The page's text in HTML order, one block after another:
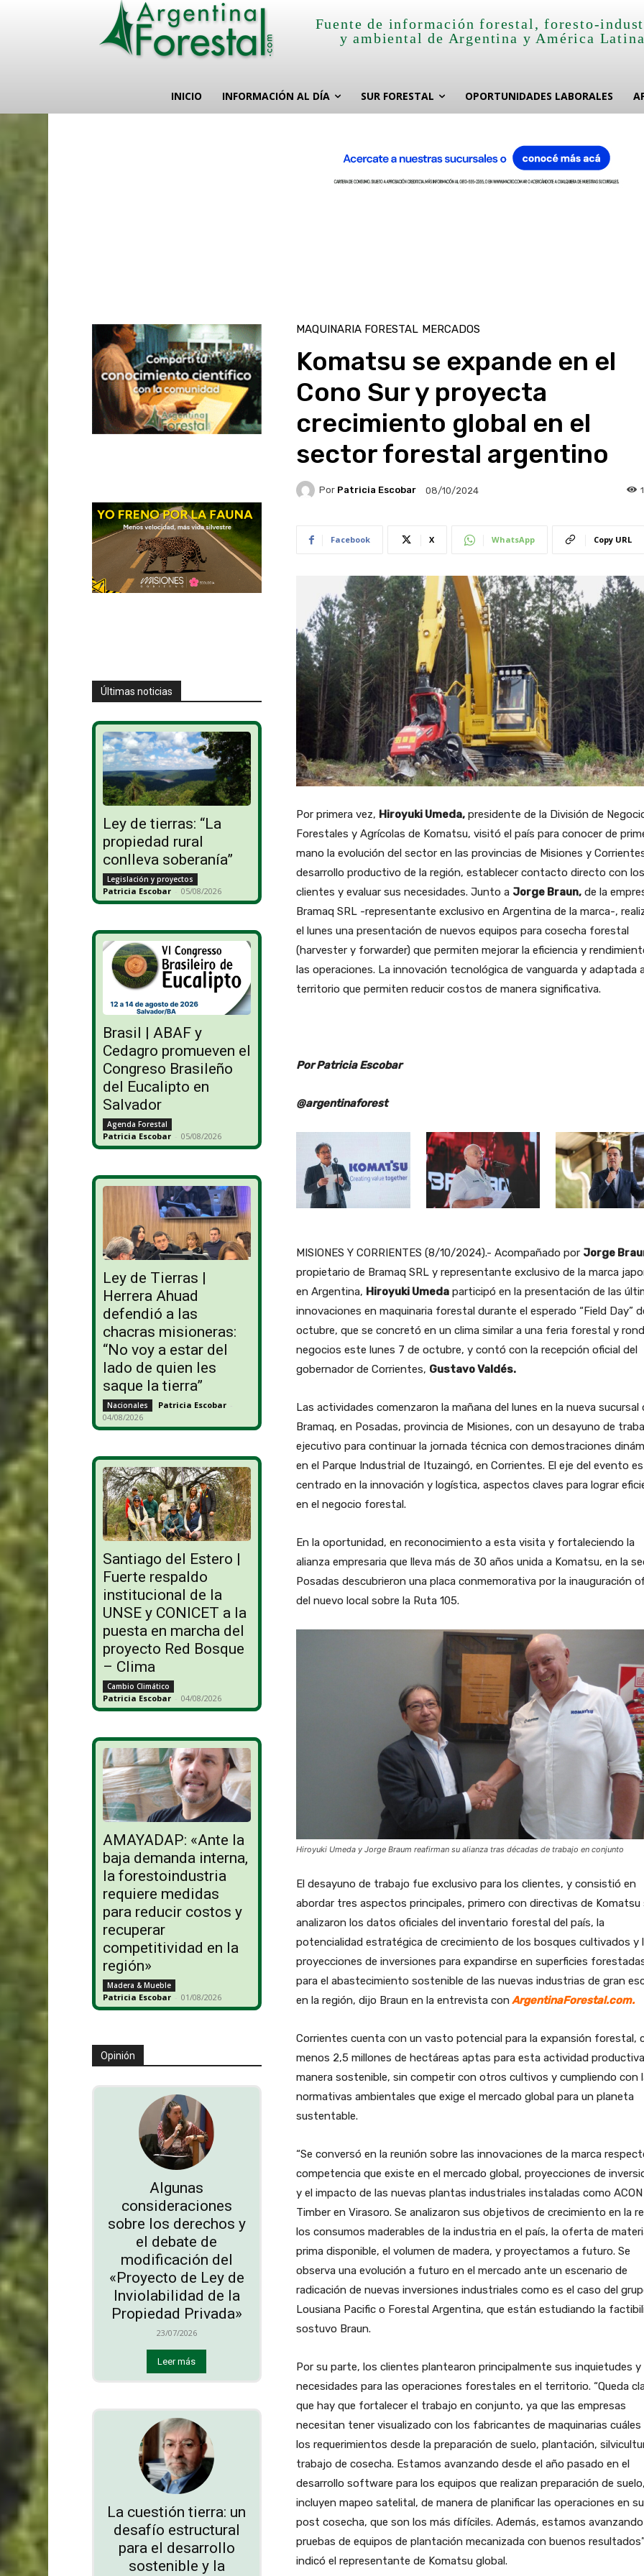
Fuente de información forestal, foresto-
y ambiental de Argentina y América
INICIO INFORMACIÓN AL DÍA SUR FORESTAL OPORTUNIDADES LABORALES
Últimas noticias
Ley de tierras: “La
propiedad rural
conlleva soberanía”
Legislación y proyectos
Patricia Escobar - 05/08/2026
Brasil | ABAF y
Cedagro promueven el
Congreso Brasileño
del Eucalipto en
Salvador
Agenda Forestal
Patricia Escobar - 05/08/2026
Ley de Tierras |
Herrera Ahuad
defendió a las
chacras misioneras:
“No voy a estar del
lado de quien les
saque la tierra”
Nacionales Patricia Escobar -
04/08/2026
Santiago del Estero |
Fuerte respaldo
institucional de la
UNSE y CONICET a la
puesta en marcha del
proyecto Red Bosque
– Clima
Cambio Climático
Patricia Escobar - 04/08/2026
AMAYADAP: «Ante la
baja demanda interna,
la forestoindustria
requiere medidas
para reducir costos y
recuperar
competitividad en la
región»
Madera & Mueble
Patricia Escobar - 01/08/2026
Opinión
Algunas
consideraciones
sobre los derechos y
el debate de
modificación del
«Proyecto de Ley de
Inviolabilidad de la
Propiedad Privada»
23/07/2026
Leer más
La cuestión tierra: un
desafío estructural
para el desarrollo
sostenible y la
MAQUINARIA FORESTAL MERCADOS
Komatsu se expande en el
Cono Sur y proyecta
crecimiento global en el
sector forestal argentino
Por Patricia Escobar 08/10/2024
Facebook X WhatsApp Copy URL
Por primera vez, Hiroyuki Umeda,presidente de la División de
Forestales y Agrícolas de Komatsu, visitó el país para conocer de
mano la evolución del sector en las provincias de Misiones y
desarrollo productivo de la región, establecer contacto directo con los
clientes y evaluar sus necesidades. Junto a Jorge Braun,de la
Bramaq SRL -representante exclusivo en Argentina de la marca-,
el lunes una presentación de nuevos equipos para cosecha forestal
(harvester y forwarder) que permiten mejorar la eficiencia y
las operaciones. La innovación tecnológica de vanguarda y adaptada
territorio que permiten reducir costos de manera significativa.
Por Patricia Escobar
@argentinaforest
MISIONES Y CORRIENTES (8/10/2024).- Acompañado por Jorge
propietario de Bramaq SRL y representante exclusivo de la marca
en Argentina, Hiroyuki Umedaparticipó en la presentación de las
innovaciones en maquinaria forestal durante el esperado “Field Day”
octubre, que se concretó en un clima similar a una feria forestal y
negocios este lunes 7 de octubre, y contó con la recepción oficial del
gobernador de Corrientes, Gustavo Valdés.
Las actividades comenzaron la mañana del lunes en la nueva sucursal
Bramaq, en Posadas, provincia de Misiones, con un desayuno de
ejecutivo para continuar la jornada técnica con demostraciones
en el Parque Industrial de Ituzaingó, en Corrientes. El eje del evento
centrado en la innovación y logística, aspectos claves para lograr
en el negocio forestal.
En la oportunidad, en reconocimiento a esta visita y fortaleciendo la
alianza empresaria que lleva más de 30 años unida a Komatsu, en la
Posadas descubrieron una placa conmemorativa por la inauguración
del nuevo local sobre la Ruta 105.
Hiroyuki Umeda y Jorge Braum reafirman su alianza tras décadas de trabajo en conjunto
El desayuno de trabajo fue exclusivo para los clientes, y consistió en
abordar tres aspectos principales, primero con directivas de Komatsu
analizaron los datos oficiales del inventario forestal del país, la
potencialidad estratégica de crecimiento de los bosques cultivados y
proyecciones de inversiones para expandirse en superficies
para el abastecimiento sostenible de las nuevas industrias de gran
en la región, dijo Braun en la entrevista conArgentinaForestal.com.
Corrientes cuenta con un vasto potencial para la expansión forestal,
menos 2,5 millones de hectáreas aptas para esta actividad
manera sostenible, sin competir con otros cultivos y cumpliendo con
normativas ambientales que exige el mercado global para un planeta
sustentable.
“Se conversó en la reunión sobre las innovaciones de la marca
competencia que existe en el mercado global, proyecciones de
y el impacto de las nuevas plantas industriales instaladas como ACON
Timber en Virasoro. Se analizaron sus objetivos de crecimiento en la
los consumos maderables de la industria en el país, la oferta de
prima disponible, el volumen de madera, y proyectamos a futuro. Se
observa una evolución a futuro en el mercado ante un escenario de
radicación de nuevas inversiones industriales como es el caso del
Lousiana Pacific o Forestal Argentina, que están estudiando la
sostuvo Braun.
Por su parte, los clientes plantearon principalmente sus inquietudes y
necesidades para las operaciones forestales en el territorio. “Queda
que hay que fortalecer el trabajo en conjunto, ya que las empresas
necesitan tener visualizado con los fabricantes de maquinarias cuáles
los requerimientos desde la preparación de suelo, plantación,
trabajo de cosecha. Estamos avanzando desde el año pasado en el
desarrollo software para los equipos que realizan preparación de
incluyen mapeo satelital, de manera de planificar las operaciones en
post cosecha, que son los más difíciles. Además, estamos
pruebas de equipos de plantación mecanizada con buenos
indicó el representante de Komatsu global.